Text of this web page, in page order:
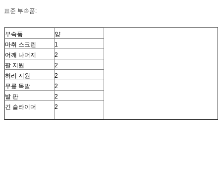
표준 부속품:
부속품
양
마취 스크린
1
어깨 나머지
2
팔 지원
2
허리 지원
2
무릎 목발
2
발 판
2
긴 슬라이더
2